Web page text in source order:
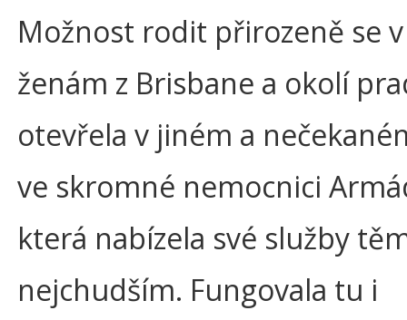
Možnost rodit přirozeně se
ženám z Brisbane a okolí
otevřela v jiném a
ve skromné nemocnici
která nabízela své služby
nejchudším. Fungovala tu i